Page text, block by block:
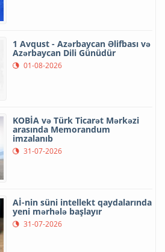
1 Avqust - Azərbaycan Əlifbası və
Azərbaycan Dili Günüdür
01-08-2026
KOBİA və Türk Ticarət Mərkəzi
arasında Memorandum
imzalanıb
31-07-2026
Aİ-nin süni intellekt qaydalarında
yeni mərhələ başlayır
31-07-2026